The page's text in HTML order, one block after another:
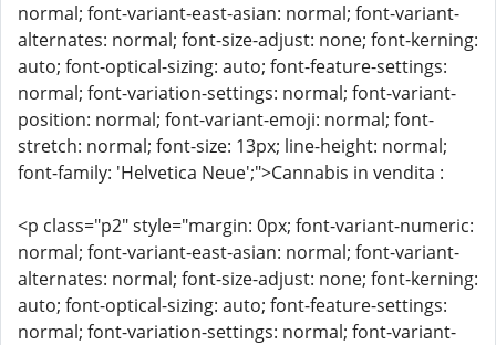
normal; font-variant-east-asian: normal; font-variant-
alternates: normal; font-size-adjust: none; font-kerning:
auto; font-optical-sizing: auto; font-feature-settings:
normal; font-variation-settings: normal; font-variant-
position: normal; font-variant-emoji: normal; font-
stretch: normal; font-size: 13px; line-height: normal;
font-family: 'Helvetica Neue';">Cannabis in vendita :
<p class="p2" style="margin: 0px; font-variant-numeric:
normal; font-variant-east-asian: normal; font-variant-
alternates: normal; font-size-adjust: none; font-kerning:
auto; font-optical-sizing: auto; font-feature-settings:
normal; font-variation-settings: normal; font-variant-